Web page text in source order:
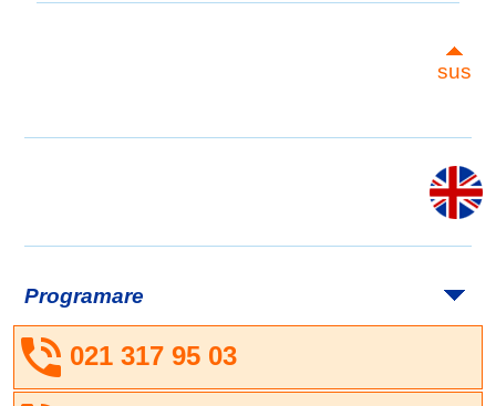
sus
Programare
021 317 95 03